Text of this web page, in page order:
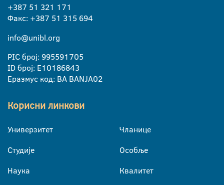
+387 51 321 171
Факс: +387 51 315 694
info@unibl.org
PIC број: 995591705
ID број: E10186843
Еразмус код: BA BANJA02
Корисни линкови
Универзитет
Студије
Наука
Чланице
Особље
Квалитет